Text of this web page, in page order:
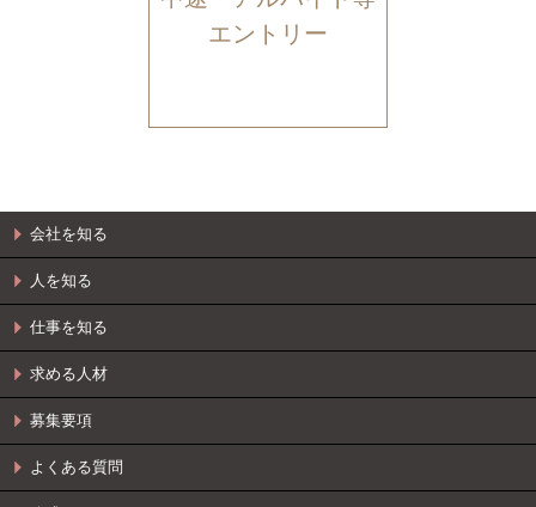
エントリー
会社を知る
人を知る
仕事を知る
求める人材
募集要項
よくある質問